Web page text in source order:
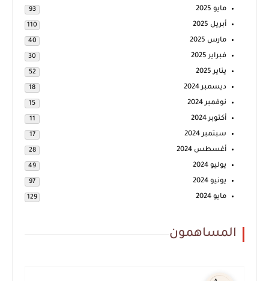
مايو 2025 93
أبريل 2025 110
مارس 2025 40
فبراير 2025 30
يناير 2025 52
ديسمبر 2024 18
نوفمبر 2024 15
أكتوبر 2024 11
سبتمبر 2024 17
أغسطس 2024 28
يوليو 2024 49
يونيو 2024 97
مايو 2024 129
المساهمون